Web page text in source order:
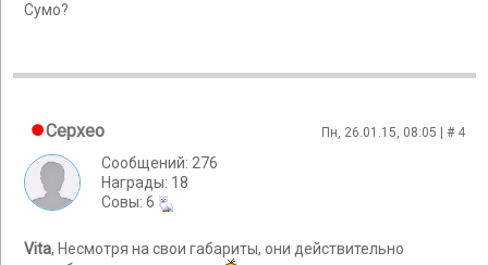
Сумо?
Cepxeo Пн, 26.01.15, 08:05 | # 4
Сообщений: 276
Награды: 18
Cовы: 6
Vita, Несмотря на свои габариты, они действительно